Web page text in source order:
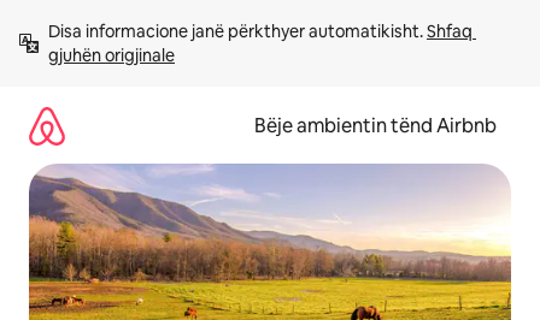
përmbajtja
Disa informacione janë përkthyer automatikisht. Shfaq
gjuhën origjinale
Bëje ambientin tënd Airbnb